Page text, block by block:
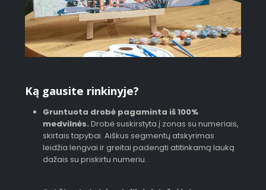
Ką gausite rinkinyje?
Gruntuota drobė pagaminta iš 100%
medvilnės. Drobė suskirstyta į zonas su numeriais,
skirtais tapybai. Aiškus segmentų atskyrimas
leidžia lengvai ir greitai padengti atitinkamą lauką
dažais su priskirtu numeriu.